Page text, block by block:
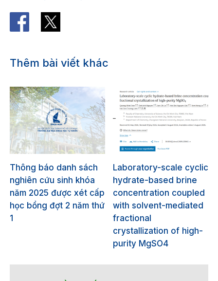
Thêm bài viết khác
Thông báo danh sách
nghiên cứu sinh khóa
năm 2025 được xét cấp
học bổng đợt 2 năm thứ
1
Laboratory-scale cyclic
hydrate-based brine
concentration coupled
with solvent-mediated
fractional
crystallization of high-
purity MgSO4